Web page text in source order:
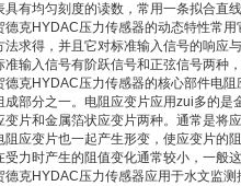
具有均匀刻度的读数，常用一条拟合直
德克HYDAC压力传感器的动态特性常
法求得，并且它对标准输入信号的响应
准输入信号有阶跃信号和正弦信号两种
德克HYDAC压力传感器的核心部件电
成部分之一。电阻应变片应用zui多的
变片和金属箔状应变片两种。通常是将
阻应变片也一起产生形变，使应变片的
受力时产生的阻值变化通常较小，一般
德克HYDAC压力传感器应用于水文监